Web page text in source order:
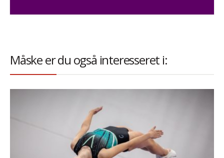
Måske er du også interesseret i: